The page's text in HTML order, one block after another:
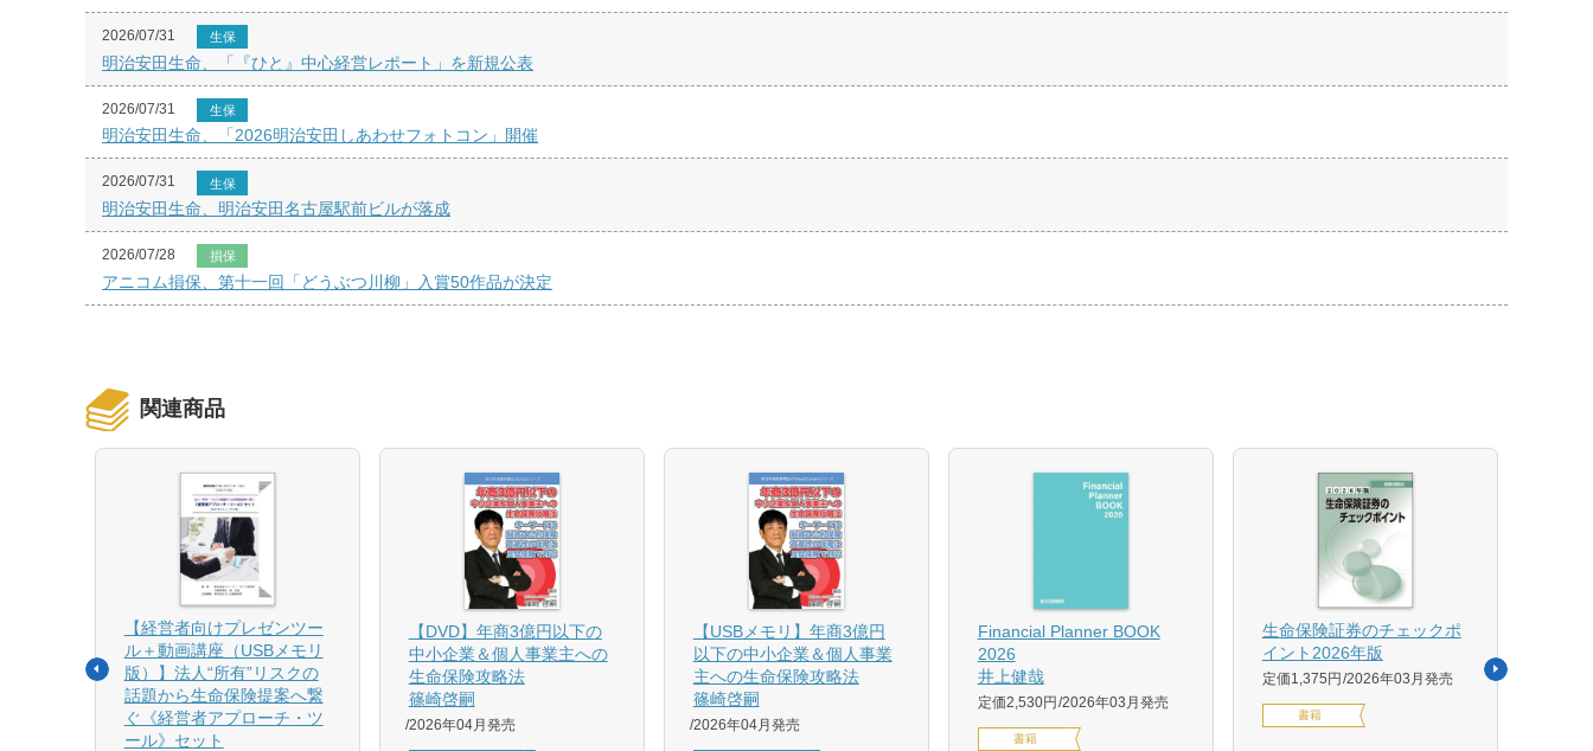
2026/07/31 生保
明治安田生命、「『ひと』中心経営レポート」を新規公表
2026/07/31 生保
明治安田生命、「2026明治安田しあわせフォトコン」開催
2026/07/31 生保
明治安田生命、明治安田名古屋駅前ビルが落成
2026/07/28 損保
アニコム損保、第十一回「どうぶつ川柳」入賞50作品が決定
関連商品
【経営者向けプレゼンツー
ル＋動画講座（USBメモリ
版）】法人“所有”リスクの
話題から生命保険提案へ繋
ぐ《経営者アプローチ・ツ
ール》セット
【DVD】年商3億円以下の
中小企業＆個人事業主への
生命保険攻略法
篠崎啓嗣
2026年04月発売
【USBメモリ】年商3億円
以下の中小企業＆個人事業
主への生命保険攻略法
篠崎啓嗣
2026年04月発売
Financial Planner BOOK
2026
井上健哉
定価2,530円 2026年03月発売
書籍
生命保険証券のチェックポ
イント2026年版
定価1,375円 2026年03月発売
書籍